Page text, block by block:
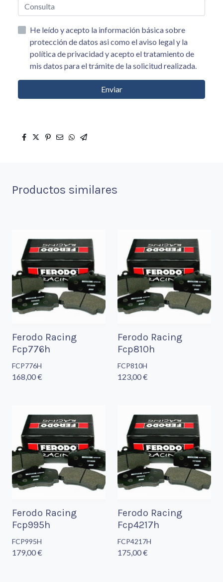
He leído y acepto la información básica sobre
protección de datos asi como el aviso legal y la
política de privacidad y acepto el tratamiento de
mis datos para el trámite de la solicitud realizada.
Enviar
Productos similares
Ferodo Racing
Fcp776h
FCP776H
168,00 €
Ferodo Racing
Fcp810h
FCP810H
123,00 €
Ferodo Racing
Fcp995h
FCP995H
179,00 €
Ferodo Racing
Fcp4217h
FCP4217H
175,00 €